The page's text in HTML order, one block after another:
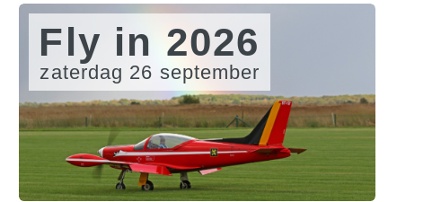
Fly in 2026
zaterdag 26 september